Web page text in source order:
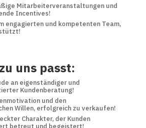
Mitarbeiterveranstaltungen und
Incentives!
engagierten und kompetenten Team,
uns passt:
an eigenständiger und
Kundenberatung!
und den
Willen, erfolgreich zu verkaufen!
Charakter, der Kunden
betreut und begeistert!